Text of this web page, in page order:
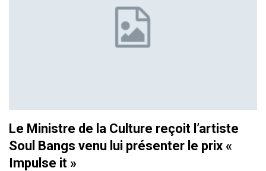
Le Ministre de la Culture reçoit l’artiste
Soul Bangs venu lui présenter le prix «
Impulse it »